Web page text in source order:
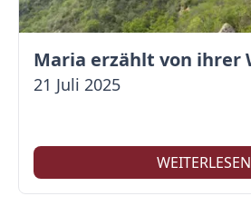
21 Juli 2025
WEITERLESEN